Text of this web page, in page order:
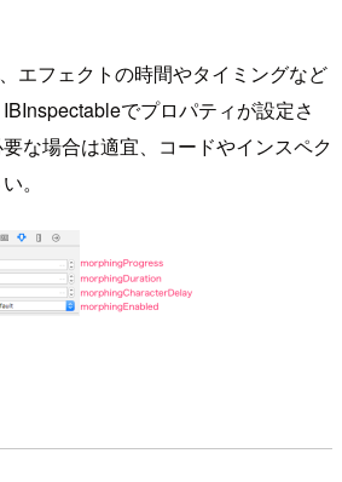
エフェクトの時間やタイミングなど
でプロパティが設定さ
な場合は適宜、コードやインスペク
。